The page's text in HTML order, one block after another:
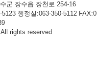
군 장수읍 장천로 254-16
행정실:063-350-5112 FAX:0
rights reserved